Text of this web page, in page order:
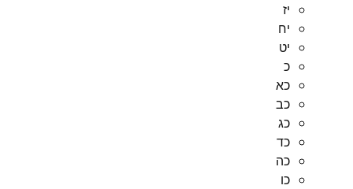
יז
יח
יט
כ
כא
כב
כג
כד
כה
כו